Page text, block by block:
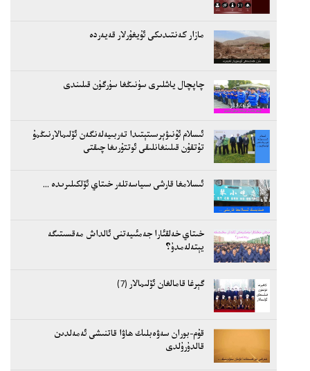
مازار كەنتىدىكى ئۇيغۇرلار قەيەردە
چاپچال ياشلىرى سۈنىڭغا سۈرگۈن قىلىندى
ئىسلام ئۇنىۋېرسىتېتىدا تەربىيەلەنگەن ئۆلىمالارنىڭمۇ
تۇتقۇن قىلىنغانلىقى ئوتتۇرىغا چىقتى
ئىسلامغا قارشى سىياسەتلەر خىتاي ئۆلكىلىرىدە ...
خىتاي خەلقئارا جەمئىيەتنى ئالداش مەقسىتىگە
يېتەلەمدۇ؟
گېرغا قامالغان ئۆلىمالار (7)
قۇم-بوران سەۋەبلىك ھاۋا قاتنىشى ئەمەلدىن
قالدۇرۇلدى